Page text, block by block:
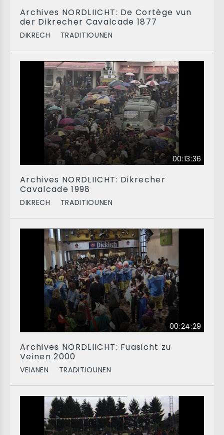
Archives NORDLIICHT: De Cortège vun
der Dikrecher Cavalcade 1877
DIKRECH TRADITIOUNEN
00:13:36
Archives NORDLIICHT: Dikrecher
Cavalcade 1998
DIKRECH TRADITIOUNEN
00:24:29
Archives NORDLIICHT: Fuasicht zu
Veinen 2000
VEIANEN TRADITIOUNEN